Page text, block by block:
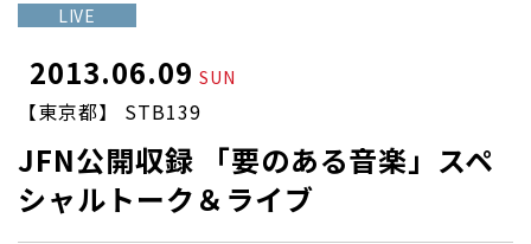
LIVE
2013.06.09 SUN
【東京都】 STB139
JFN公開収録 「要のある音楽」スペ
シャルトーク＆ライブ